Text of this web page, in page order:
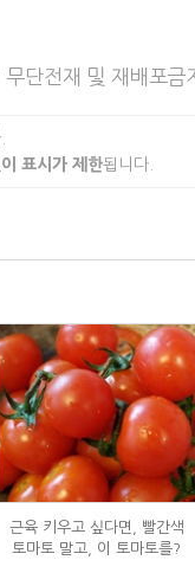
단전재 및 재배포금
표시가 제한됩니다.
근육 키우고 싶다면, 빨간색
토마토 말고, 이 토마토를?